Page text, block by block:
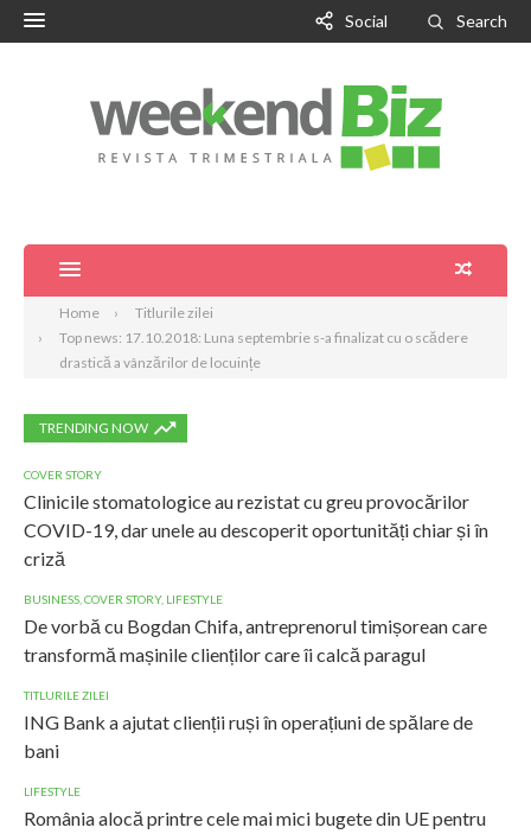
Social Search
Home
Titlurile zilei
Top news: 17.10.2018: Luna septembrie s-a finalizat cu o scădere
drastică a vânzărilor de locuințe
TRENDING NOW
COVER STORY
Clinicile stomatologice au rezistat cu greu provocărilor
COVID-19, dar unele au descoperit oportunități chiar și în
criză
BUSINESS COVER STORY, LIFESTYLE
De vorbă cu Bogdan Chifa, antreprenorul timișorean care
transformă mașinile clienților care îi calcă paragul
TITLURILE ZILEI
ING Bank a ajutat clienții ruși în operațiuni de spălare de
bani
LIFESTYLE
România alocă printre cele mai mici bugete din UE pentru